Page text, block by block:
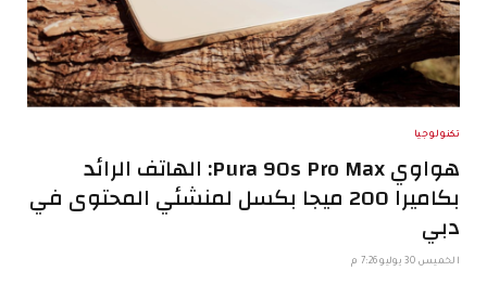
تكنولوجيا
هواوي Pura 90s Pro Max: الهاتف الرائد
بكاميرا 200 ميجا بكسل لمنشئي المحتوى في
دبي
الخميس 30 يوليو 7:26 م